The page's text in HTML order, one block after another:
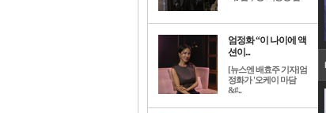
엄정화 “이 나이에 액
션이...
[뉴스엔 배효주 기자]엄
정화가 '오케이 마담
&#..